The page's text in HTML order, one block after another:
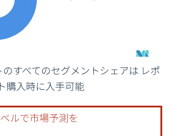
利用にはCC BY 4.0の表示が必要です。